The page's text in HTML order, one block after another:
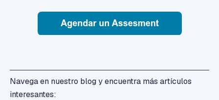
Navega en nuestro blog y encuentra más artículos
interesantes: